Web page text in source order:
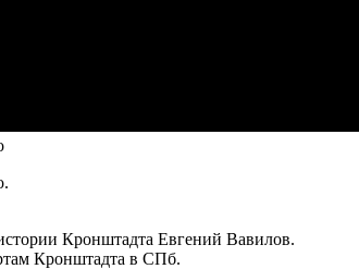
Кронштадта Евгений Вавилов.
Кронштадта в СПб.